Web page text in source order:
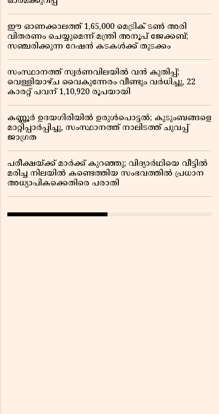
ഈ ഓണക്കാലത്ത് 1,65,000 മെട്രിക് ടൺ അരി
വിതരണം ചെയ്യുമെന്ന് മന്ത്രി അനൂപ് ജേക്കബ്;
സഞ്ചരിക്കുന്ന റേഷൻ കടകൾക്ക് തുടക്കം
സംസ്ഥാനത്ത് സ്വർണവിലയിൽ വൻ കുതിപ്പ്;
വെള്ളിയാഴ്ച വൈകുന്നേരം വീണ്ടും വർധിച്ചു, 22
കാരറ്റ് പവന് 1,10,920 രൂപയായി
കണ്ണൂർ ഉദയഗിരിയിൽ ഉരുൾപൊട്ടൽ; കുടുംബങ്ങളെ
മാറ്റിപ്പാർപ്പിച്ചു, സംസ്ഥാനത്ത് നാലിടത്ത് ചുവപ്പ്
ജാഗ്രത
പരീക്ഷയ്ക്ക് മാർക്ക് കുറഞ്ഞു; വിദ്യാർഥിയെ വീട്ടിൽ
മരിച്ച നിലയിൽ കണ്ടെത്തിയ സംഭവത്തിൽ പ്രധാന
അധ്യാപികക്കെതിരെ പരാതി